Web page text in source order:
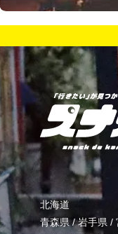
北海道
青森県/岩手県 /